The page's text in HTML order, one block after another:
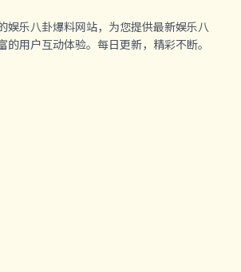
娱乐八卦爆料网站，为您提供最新娱乐八
的用户互动体验。每日更新，精彩不断。